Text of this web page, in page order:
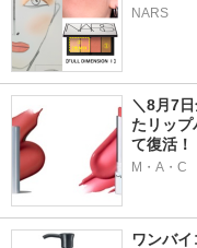
NARS
＼8月7
たリッ
て復活！
M・A・C
ワンバ